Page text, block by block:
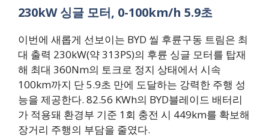
230kW 싱글 모터, 0-100km/h 5.9초
이번에 새롭게 선보이는 BYD 씰 후륜구동 트림은 최
대 출력 230kW(약 313PS)의 후륜 싱글 모터를 탑재
해 최대 360Nm의 토크로 정지 상태에서 시속
100km까지 단 5.9초 만에 도달하는 강력한 주행 성
능을 제공한다. 82.56 KWh의 BYD블레이드 배터리
가 적용돼 환경부 기준 1회 충전 시 449km를 확보해
장거리 주행의 부담을 줄였다.